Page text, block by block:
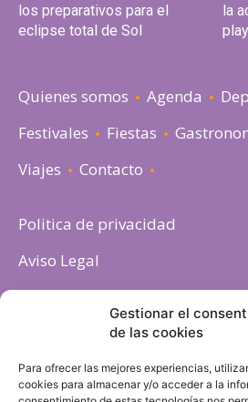
Gestionar el
de las cookies
Para ofrecer las mejores experiencias,
cookies para almacenar y/o acceder a la
los preparativos para el
eclipse total de Sol
la
Quienes somos Agenda
Festivales
Fiestas
Viajes
Contacto
Politica de privacidad
Aviso Legal
Política de cookies